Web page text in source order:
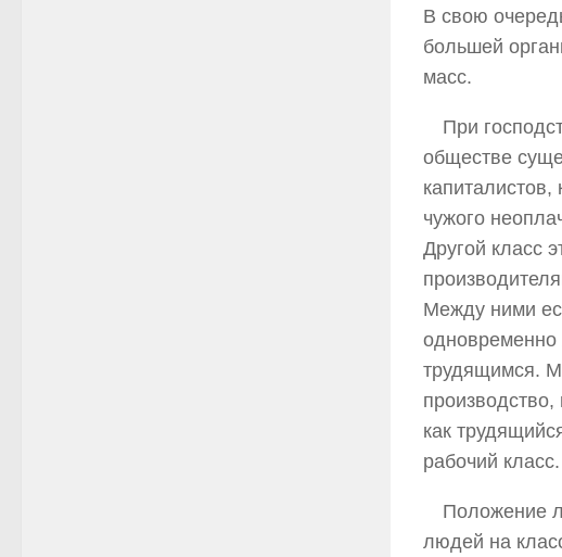
В свою
большей
масс.
При
обществе
капиталистов,
чужого
Другой класс
Между ними
одновременно
трудящимся.
как
рабочий класс.
Положение
людей на